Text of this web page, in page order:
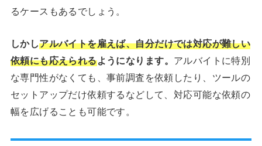
るケースもあるでしょう。
しかしアルバイトを雇えば、自分だけでは対応が難しい
依頼にも応えられるようになります。 アルバイトに特別
な専門性がなくても、事前調査を依頼したり、ツールの
セットアップだけ依頼するなどして、対応可能な依頼の
幅を広げることも可能です。